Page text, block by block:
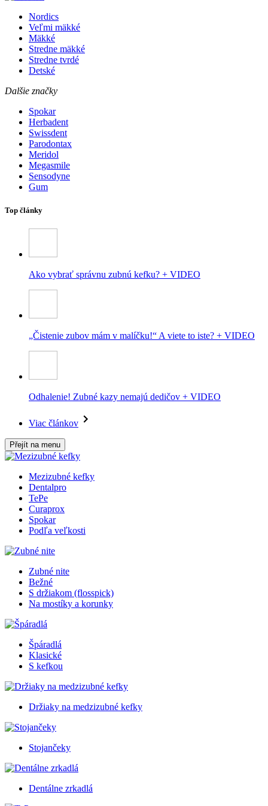
Nordics
Veľmi mäkké
Mäkké
Stredne mäkké
Stredne tvrdé
Detské
Dalšie značky
Spokar
Herbadent
Swissdent
Parodontax
Meridol
Megasmile
Sensodyne
Gum
Top články
Ako vybrať správnu zubnú kefku? + VIDEO
„Čistenie zubov mám v malíčku!“ A viete to iste? + VIDEO
Odhalenie! Zubné kazy nemajú dedičov + VIDEO
Viac článkov
Přejít na menu
Mezizubné kefky
Dentalpro
TePe
Curaprox
Spokar
Podľa veľkosti
Zubné nite
Bežné
S držiakom (flosspick)
Na mostíky a korunky
Špáradlá
Klasické
S kefkou
Držiaky na medzizubné kefky
Stojančeky
Dentálne zrkadlá